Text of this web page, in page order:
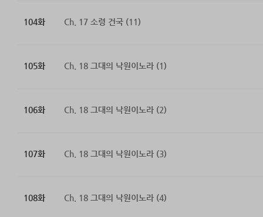
104화 Ch. 17 소령 건국 (11)
105화 Ch. 18 그대의 낙원이노라 (1)
106화 Ch. 18 그대의 낙원이노라 (2)
107화 Ch. 18 그대의 낙원이노라 (3)
108화 Ch. 18 그대의 낙원이노라 (4)